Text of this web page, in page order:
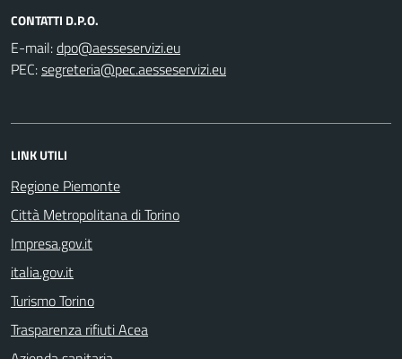
CONTATTI D.P.O.
E-mail:
PEC:
LINK UTILI
Regione Piemonte
Città Metropolitana di Torino
Impresa.gov.it
italia.gov.it
Turismo Torino
Trasparenza rifiuti Acea